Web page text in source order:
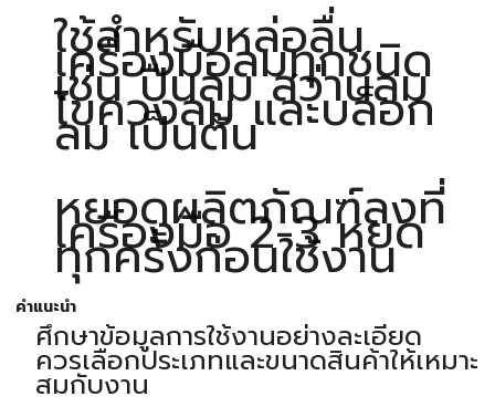
ใช้สำหรับหล่อลื่น
เครื่องมือลมทุกชนิด
เช่น ปืนลม สว่านลม
ไขควงลม และบล็อก
ลม เป็นต้น
หยอดผลิตภัณฑ์ลงที่
เครื่องมือ 2-3 หยด
ทุกครั้งก่อนใช้งาน
คำแนะนำ
ศึกษาข้อมูลการใช้งานอย่างละเอียด
ควรเลือกประเภทและขนาดสินค้าให้เหมาะ
สมกับงาน